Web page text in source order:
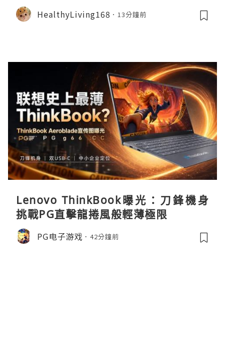
HealthyLiving168 13分鐘前
Lenovo ThinkBook曝光：刀鋒機身
挑戰PG直擊龍捲風般輕薄極限
PG电子游戏 42分鐘前